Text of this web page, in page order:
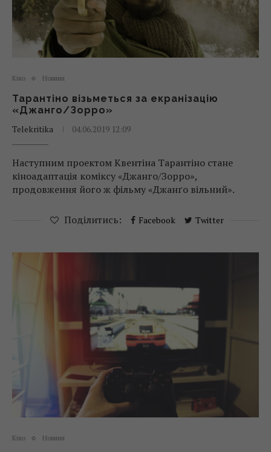
Кіно Новини
Тарантіно візьметься за екранізацію
«Джанго/Зорро»
Telekritika
04.06.2019 12:09
Наступним проектом Квентіна Тарантіно стане
кіноадаптація коміксу «Джанго/Зорро»,
продовження його ж фільму «Джанґо вільний».
Поділитись: Facebook Twitter
Кіно Новини